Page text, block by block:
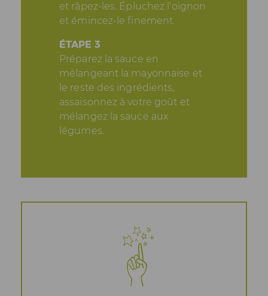
et râpez-les. Épluchez l'oignon
et émincez-le finement.
ÉTAPE 3
Préparez la sauce en
mélangeant la mayonnaise et
le reste des ingrédients,
assaisonnez à votre goût et
mélangez la sauce aux
légumes.